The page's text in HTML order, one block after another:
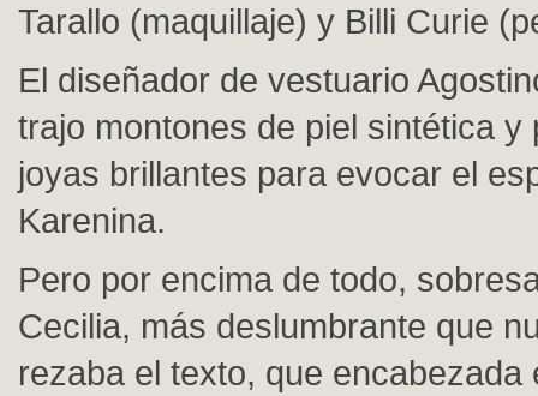
Tarallo (maquillaje) y Billi Curie
El diseñador de vestuario
trajo montones de piel sintética y
joyas brillantes para evocar el
Karenina.
Pero por encima de todo,
Cecilia, más deslumbrante que
rezaba el texto, que encabezada